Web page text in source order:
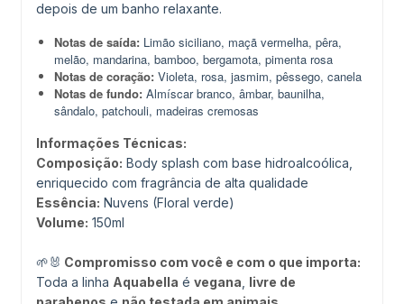
depois de um banho relaxante.
Notas de saída: Limão siciliano, maçã vermelha, pêra,
melão, mandarina, bamboo, bergamota, pimenta rosa
Notas de coração: Violeta, rosa, jasmim, pêssego, canela
Notas de fundo: Almíscar branco, âmbar, baunilha,
sândalo, patchouli, madeiras cremosas
Informações Técnicas:
Composição: Body splash com base hidroalcoólica,
enriquecido com fragrância de alta qualidade
Essência: Nuvens (Floral verde)
Volume: 150ml
🌱🐰 Compromisso com você e com o que importa:
Toda a linha Aquabella é vegana livre de